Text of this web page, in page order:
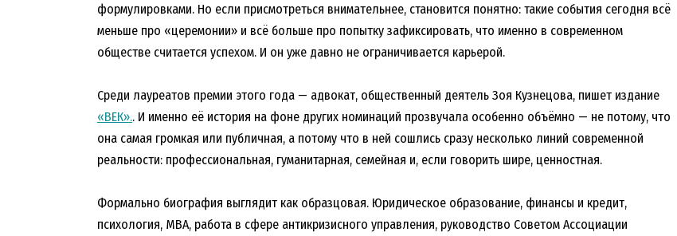
формулировками. Но если присмотреться внимательнее, становится понятно: такие события сегодня всё
меньше про «церемонии» и всё больше про попытку зафиксировать, что именно в современном
обществе считается успехом. И он уже давно не ограничивается карьерой.
Среди лауреатов премии этого года — адвокат, общественный деятель Зоя Кузнецова, пишет издание
«ВЕК».. И именно её история на фоне других номинаций прозвучала особенно объёмно — не потому, что
она самая громкая или публичная, а потому что в ней сошлись сразу несколько линий современной
реальности: профессиональная, гуманитарная, семейная и, если говорить шире, ценностная.
Формально биография выглядит как образцовая. Юридическое образование, финансы и кредит,
психология, MBA, работа в сфере антикризисного управления, руководство Советом Ассоциации